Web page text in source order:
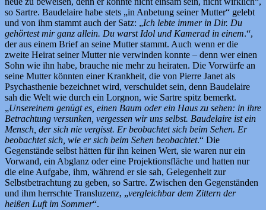
so Sartre. Baudelaire habe stets „in Anbetung seiner Mutter“ gelebt
und von ihm stammt auch der Satz: „Ich lebte immer in Dir. Du
gehörtest mir ganz allein. Du warst Idol und Kamerad in einem.“,
der aus einem Brief an seine Mutter stammt. Auch wenn er die
zweite Heirat seiner Mutter nie verwinden konnte – denn wer einen
Sohn wie ihn habe, brauche nie mehr zu heiraten. Die Vorwürfe an
seine Mutter könnten einer Krankheit, die von Pierre Janet als
Psychasthenie bezeichnet wird, verschuldet sein, denn Baudelaire
sah die Welt wie durch ein Lorgnon, wie Sartre spitz bemerkt.
„Unsereinem genügt es, einen Baum oder ein Haus zu sehen: in ihre
Betrachtung versunken, vergessen wir uns selbst. Baudelaire ist ein
Mensch, der sich nie vergisst. Er beobachtet sich beim Sehen. Er
beobachtet sich, wie er sich beim Sehen beobachtet.“ Die
Gegenstände selbst hätten für ihn keinen Wert, sie waren nur ein
Vorwand, ein Abglanz oder eine Projektionsfläche und hatten nur
die eine Aufgabe, ihm, während er sie sah, Gelegenheit zur
Selbstbetrachtung zu geben, so Sartre. Zwischen den Gegenständen
und ihm herrschte Transluzenz, „vergleichbar dem Zittern der
heißen Luft im Sommer“.